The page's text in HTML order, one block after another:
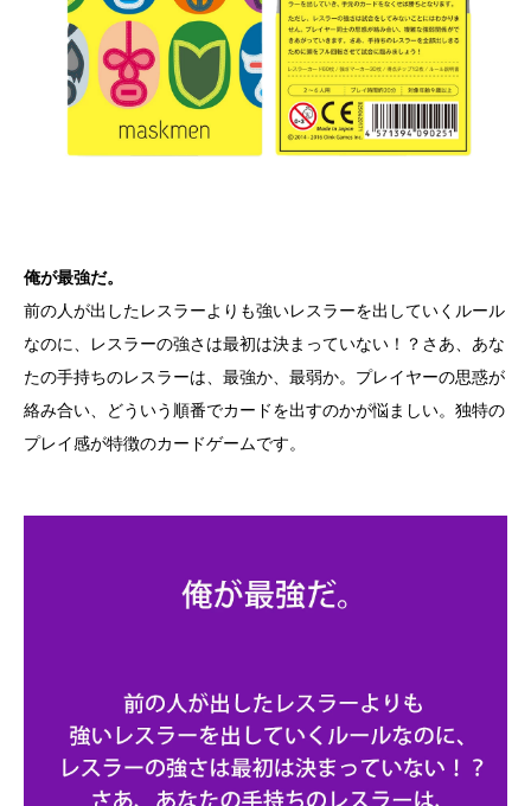
俺が最強だ。
前の人が出したレスラーよりも強いレスラーを出していくルール
なのに、レスラーの強さは最初は決まっていない！？さあ、あな
たの手持ちのレスラーは、最強か、最弱か。プレイヤーの思惑が
絡み合い、どういう順番でカードを出すのかが悩ましい。独特の
プレイ感が特徴のカードゲームです。